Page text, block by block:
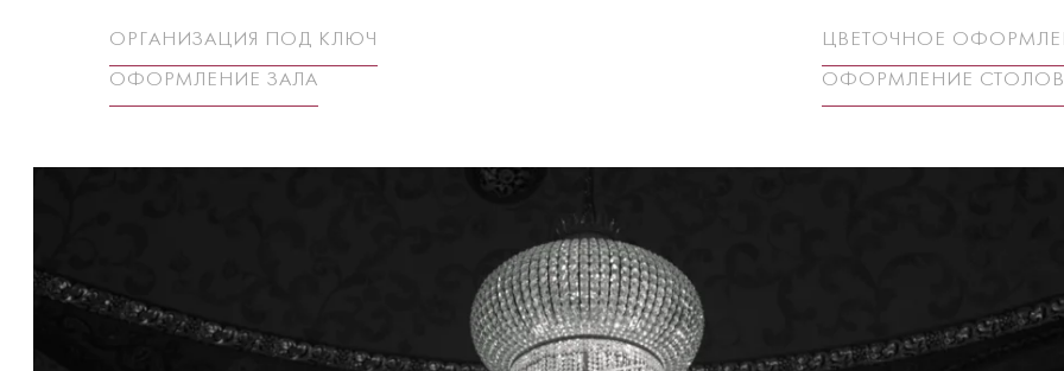
ОРГАНИЗАЦИЯ ПОД КЛЮЧ
ОФОРМЛЕНИЕ ЗАЛА
ЦВЕТОЧНОЕ
ОФОРМЛЕНИЕ СТОЛОВ